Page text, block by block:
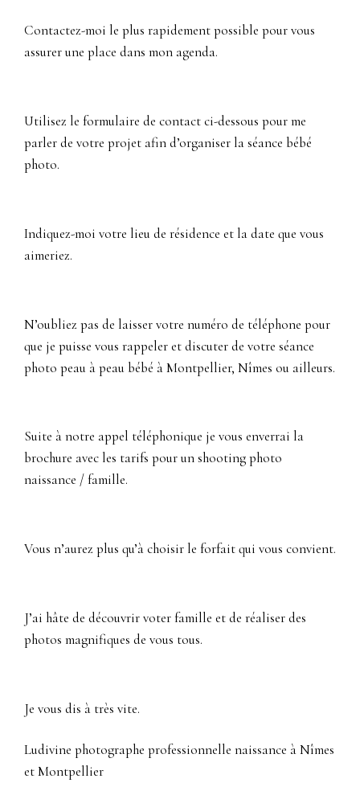
Contactez-moi le plus rapidement possible pour vous
assurer une place dans mon agenda.
Utilisez le formulaire de contact ci-dessous pour me
parler de votre projet afin d’organiser la séance bébé
photo.
Indiquez-moi votre lieu de résidence et la date que vous
aimeriez.
N’oubliez pas de laisser votre numéro de téléphone pour
que je puisse vous rappeler et discuter de votre séance
photo peau à peau bébé à Montpellier, Nîmes ou ailleurs.
Suite à notre appel téléphonique je vous enverrai la
brochure avec les tarifs pour un shooting photo
naissance / famille.
Vous n’aurez plus qu’à choisir le forfait qui vous convient.
J’ai hâte de découvrir voter famille et de réaliser des
photos magnifiques de vous tous.
Je vous dis à très vite.
Ludivine photographe professionnelle naissance à Nîmes
et Montpellier